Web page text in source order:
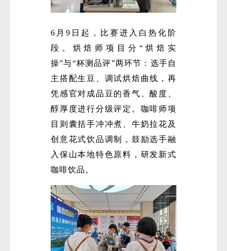
6月9日起，比赛进入白热化阶
段。烘焙师项目分“烘焙实
操”与“杯测品评”两环节：选手自
主搭配生豆、调试烘焙曲线，再
凭感官对成品豆的香气、酸度、
醇厚度进行分级评定。咖啡师项
目则囊括手冲冲煮、牛奶拉花及
创意花式饮品调制，鼓励选手融
入保山本地特色原料，研发新式
咖啡饮品。